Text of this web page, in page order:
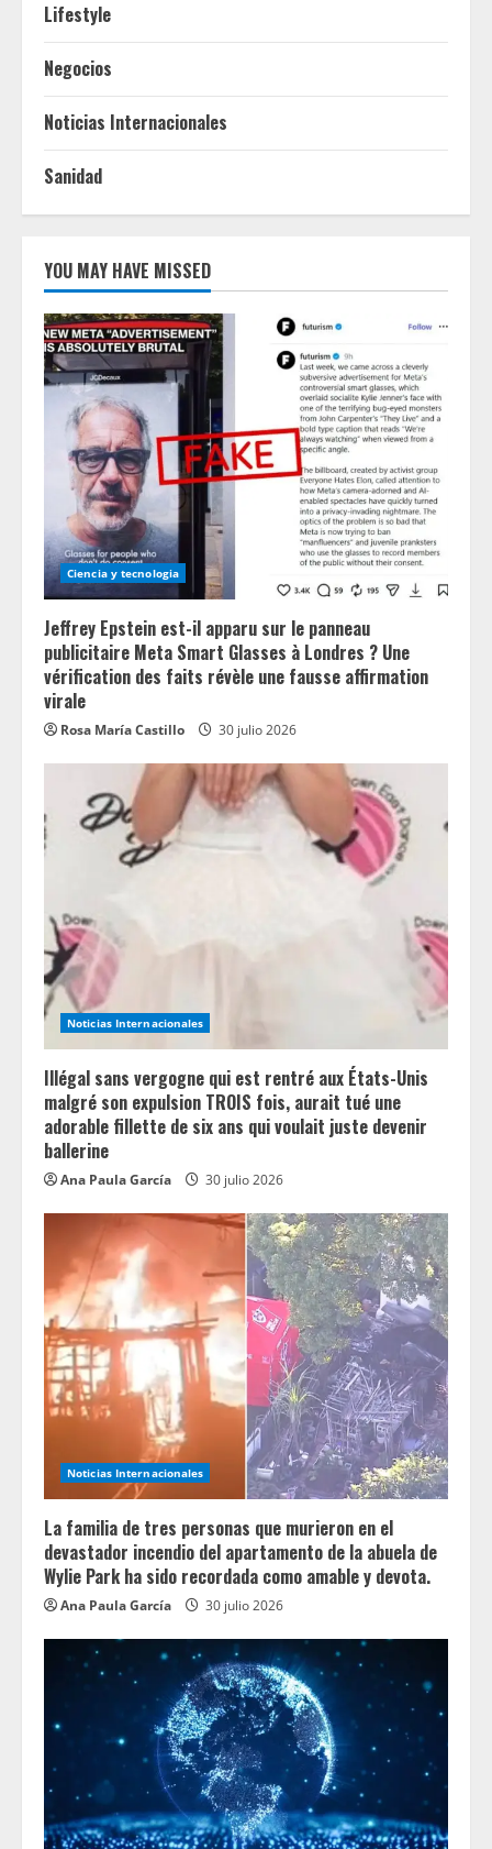
Lifestyle
Negocios
Noticias Internacionales
Sanidad
YOU MAY HAVE MISSED
Ciencia y tecnologia
Jeffrey Epstein est-il apparu sur le panneau
publicitaire Meta Smart Glasses à Londres ? Une
vérification des faits révèle une fausse affirmation
virale
Rosa María Castillo 30 julio 2026
Noticias Internacionales
Illégal sans vergogne qui est rentré aux États-Unis
malgré son expulsion TROIS fois, aurait tué une
adorable fillette de six ans qui voulait juste devenir
ballerine
Ana Paula García 30 julio 2026
Noticias Internacionales
La familia de tres personas que murieron en el
devastador incendio del apartamento de la abuela de
Wylie Park ha sido recordada como amable y devota.
Ana Paula García 30 julio 2026